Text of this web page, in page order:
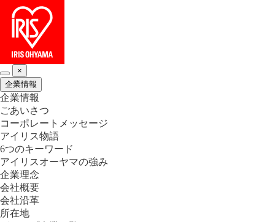
×
企業情報
企業情報
ごあいさつ
コーポレートメッセージ
アイリス物語
6つのキーワード
アイリスオーヤマの強み
企業理念
会社概要
会社沿革
所在地